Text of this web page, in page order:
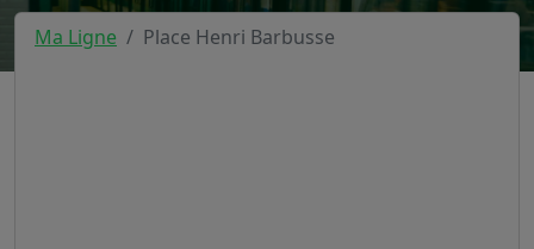
Ma Ligne Place Henri Barbusse